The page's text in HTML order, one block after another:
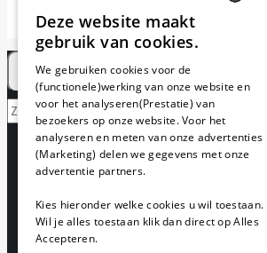
Draadpennen
Draadverbinders
GERMAN
Deze website maakt
gebruik van cookies.
We gebruiken cookies voor de
(functionele)werking van onze website en
voor het analyseren(Prestatie) van
bezoekers op onze website. Voor het
analyseren en meten van onze advertenties
(Marketing) delen we gegevens met onze
advertentie partners.
Kies hieronder welke cookies u wil toestaan.
Wil je alles toestaan klik dan direct op Alles
Accepteren.